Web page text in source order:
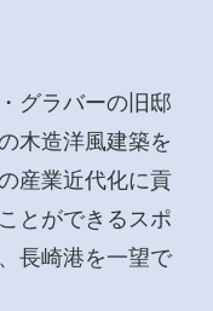
グラバーの旧邸
木造洋風建築を
産業近代化に貢
とができるスポ
長崎港を一望で